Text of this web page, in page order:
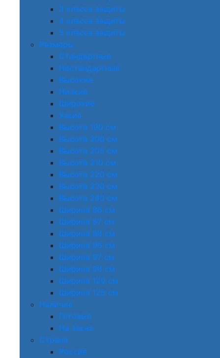
3 класса защиты
4 класса защиты
5 класса защиты
Размеры
Стандартные
Нестандартные
Высокие
Низкие
Широкие
Узкие
Высота 190 см
Высота 200 см
Высота 205 см
Высота 210 см
Высота 220 см
Высота 230 см
Высота 240 см
Ширина 86 см
Ширина 87 см
Ширина 88 см
Ширина 96 см
Ширина 97 см
Ширина 98 см
Ширина 120 см
Ширина 125 см
Наличие
Готовые
На заказ
Страна
Россия